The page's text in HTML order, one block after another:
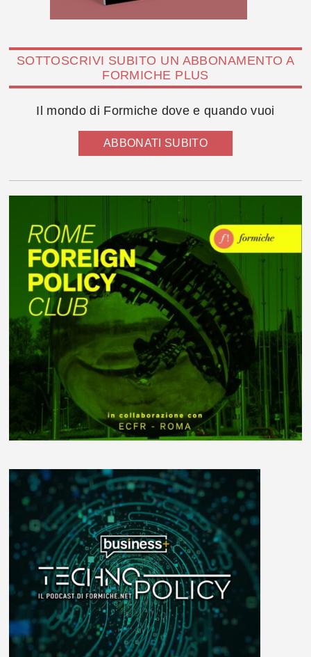
SOTTOSCRIVI SUBITO UN ABBONAMENTO A
FORMICHE PLUS
Il mondo di Formiche dove e quando vuoi
ABBONATI SUBITO